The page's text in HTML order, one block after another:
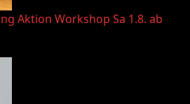
Aktion Workshop Sa 1.8. ab